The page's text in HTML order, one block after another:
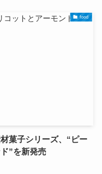
food
菓子シリーズ、“ピー
”を新発売